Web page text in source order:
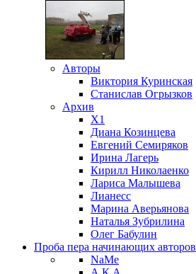
Авторы
Виктория Куринская
Станислав Огрызков
Архив
X1
Диана Козинцева
Евгений Семиряков
Ирина Лагерь
Кирилл Николаенко
Лариса Малышева
Лианесс
Марина Аверьянова
Наталья Зубрилина
Олег Бабулин
Проба пера начинающих авторов
NaMe